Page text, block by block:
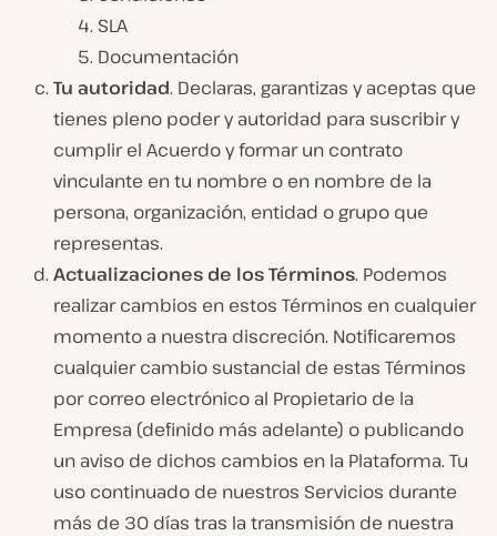
SLA
Documentación
Tu autoridad. Declaras, garantizas y aceptas que
tienes pleno poder y autoridad para suscribir y
cumplir el Acuerdo y formar un contrato
vinculante en tu nombre o en nombre de la
persona, organización, entidad o grupo que
representas.
Actualizaciones de los Términos. Podemos
realizar cambios en estos Términos en cualquier
momento a nuestra discreción. Notificaremos
cualquier cambio sustancial de estas Términos
por correo electrónico al Propietario de la
Empresa (definido más adelante) o publicando
un aviso de dichos cambios en la Plataforma. Tu
uso continuado de nuestros Servicios durante
más de 30 días tras la transmisión de nuestra